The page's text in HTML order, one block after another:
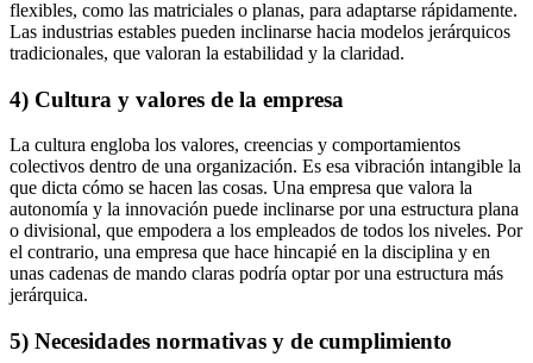
flexibles, como las matriciales o planas, para adaptarse rápidamente.
Las industrias estables pueden inclinarse hacia modelos jerárquicos
tradicionales, que valoran la estabilidad y la claridad.
4) Cultura y valores de la empresa
La cultura engloba los valores, creencias y comportamientos
colectivos dentro de una organización. Es esa vibración intangible la
que dicta cómo se hacen las cosas. Una empresa que valora la
autonomía y la innovación puede inclinarse por una estructura plana
o divisional, que empodera a los empleados de todos los niveles. Por
el contrario, una empresa que hace hincapié en la disciplina y en
unas cadenas de mando claras podría optar por una estructura más
jerárquica.
5) Necesidades normativas y de cumplimiento